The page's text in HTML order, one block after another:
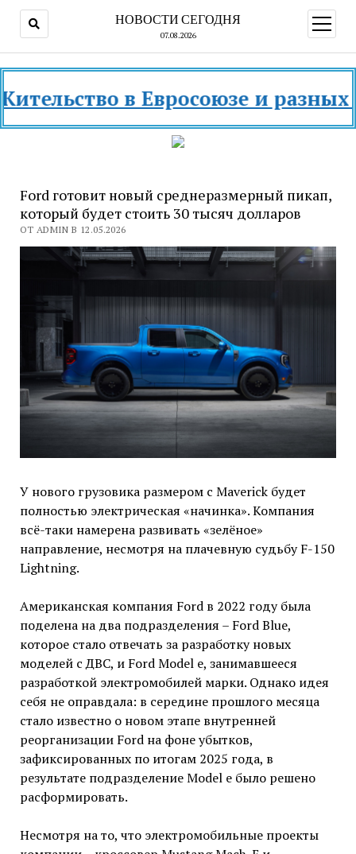
НОВОСТИ СЕГОДНЯ
07.08.2026
меню
в Евросоюзе и разных
Ford готовит новый среднеразмерный пикап,
который будет стоить 30 тысяч долларов
ОТ ADMIN В 12.05.2026
У нового грузовика размером с Maverick будет
полностью электрическая «начинка». Компания
всё-таки намерена развивать «зелёное»
направление, несмотря на плачевную судьбу F-150
Lightning.
Американская компания Ford в 2022 году была
поделена на два подразделения – Ford Blue,
которое стало отвечать за разработку новых
моделей с ДВС, и Ford Model e, занимавшееся
разработкой электромобилей марки. Однако идея
себя не оправдала: в середине прошлого месяца
стало известно о новом этапе внутренней
реорганизации Ford на фоне убытков,
зафиксированных по итогам 2025 года, в
результате подразделение Model e было решено
расформировать.
Несмотря на то, что электромобильные проекты